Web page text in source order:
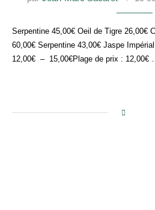
Serpentine 45,00€ Oeil de Tigre 26,00€
60,00€ Serpentine 43,00€ Jaspe
12,00€ – 15,00€Plage de prix : 12,00€ …